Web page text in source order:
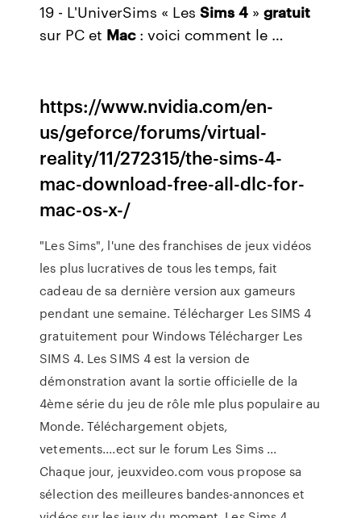
19 - L'UniverSims « LesSims 4 »gratuit
sur PC et Mac: voici comment le …
https://www.nvidia.com/en-
us/geforce/forums/virtual-
reality/11/272315/the-sims-4-
mac-download-free-all-dlc-for-
mac-os-x-/
"Les Sims", l'une des franchises de jeux vidéos
les plus lucratives de tous les temps, fait
cadeau de sa dernière version aux gameurs
pendant une semaine. Télécharger Les SIMS 4
gratuitement pour Windows Télécharger Les
SIMS 4. Les SIMS 4 est la version de
démonstration avant la sortie officielle de la
4ème série du jeu de rôle mle plus populaire au
Monde. Téléchargement objets,
vetements....ect sur le forum Les Sims ...
Chaque jour, jeuxvideo.com vous propose sa
sélection des meilleures bandes-annonces et